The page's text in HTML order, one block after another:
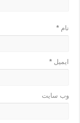
نام*
ایمیل*
وب‌ سایت